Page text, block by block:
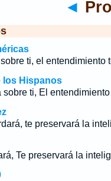
◄
ti, el entendimiento
los Hispanos
sobre ti, El
te preservará la
Te preservará la